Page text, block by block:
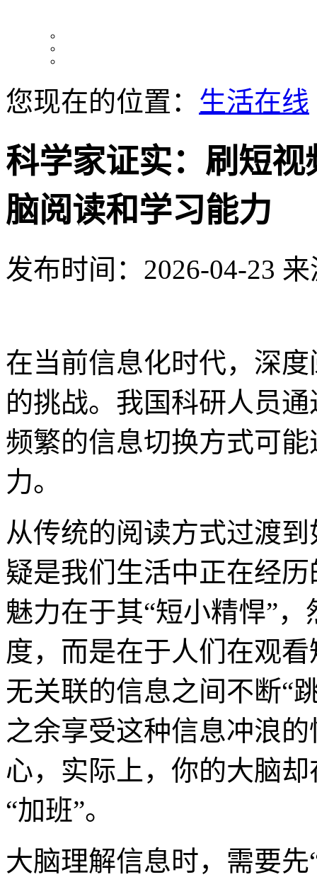
您现在的位置： 生活在线
科学家证实：刷短
脑阅读和学习能力
发布时间：2026-04-23
在当前信息化时代，深
的挑战。我国科研人员
频繁的信息切换方式可
力。
从传统的阅读方式过渡
疑是我们生活中正在经
魅力在于其“短小精悍”
度，而是在于人们在观
无关联的信息之间不断“
之余享受这种信息冲浪
心，实际上，你的大脑
“加班”。
大脑理解信息时，需要